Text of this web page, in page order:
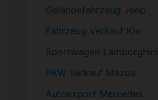
Geländefahrzeug Jeep
Fahrzeug Verkauf Kia
Sportwagen Lamborghini
PKW Verkauf Mazda
Autoexport Mercedes